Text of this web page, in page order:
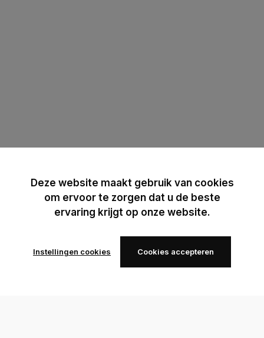
Deze website maakt gebruik van cookies
om ervoor te zorgen dat u de beste
ervaring krijgt op onze website.
Instellingen cookies Cookies accepteren